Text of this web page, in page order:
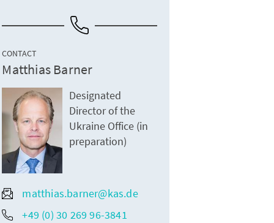
CONTACT
Matthias Barner
Designated
Director of the
Ukraine Office (in
preparation)
matthias.barner@kas.de
+49 (0) 30 269 96-3841